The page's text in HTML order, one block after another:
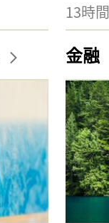
13時
金融